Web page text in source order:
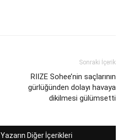
Sonraki İçerik
RIIZE Sohee’nin saçlarının
gürlüğünden dolayı havaya
dikilmesi gülümsetti
Yazarın Diğer İçerikleri